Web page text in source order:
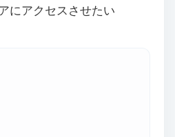
にアクセスさせたい